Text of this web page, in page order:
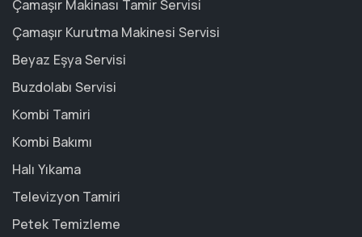
Çamaşır Makinası Tamir Servisi
Çamaşır Kurutma Makinesi Servisi
Beyaz Eşya Servisi
Buzdolabı Servisi
Kombi Tamiri
Kombi Bakımı
Halı Yıkama
Televizyon Tamiri
Petek Temizleme